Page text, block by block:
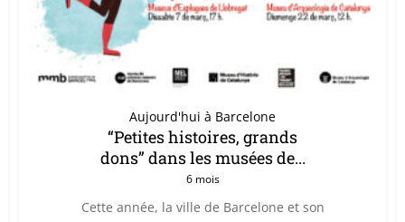
Aujourd'hui à Barcelone
“Petites histoires, grands
dons” dans les musées de...
6 mois
Cette année, la ville de Barcelone et son